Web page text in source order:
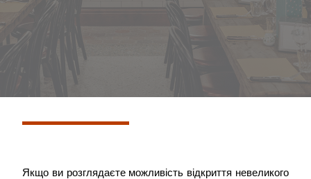
Якщо ви розглядаєте можливість відкриття невеликого